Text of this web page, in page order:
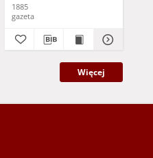
1885
gazeta
Więcej